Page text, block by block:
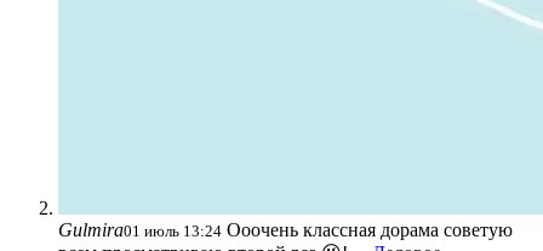
Gulmira01 июль 13:24 Ооочень классная дорама советую